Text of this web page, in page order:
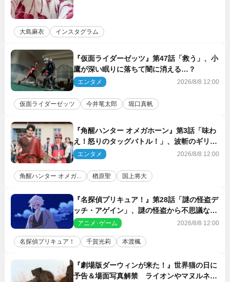
大島麻衣 インスタグラム
『仮面ライダーゼッツ』第47話「救う」、小
鷹が深い眠りに落ちて闇に消える…？
エンタメ 2026/8/8 12:00
仮面ライダーゼッツ 今井竜太郎 堀口真帆
『角醒ハンター オメガホーン』第3話「味わ
え！怒りのタッグバトル！」、波斬のギリコ
がハンターバトルを挑んできた！
エンタメ 2026/8/8 12:00
角醒ハンター オメガ... 楢原聖 国上将大
『名探偵プリキュア！』第28話「謎の怪盗デ
ッチ・アゲイン」、謎の怪盗から不思議な予
告状が届く
アニメ･ゲーム 2026/8/8 12:00
名探偵プリキュア！ 千賀光莉 本渡楓
『劇場版ダーウィンが来た！』世界猫の日に
予告＆場面写真解禁 ライオンやマヌルネコ